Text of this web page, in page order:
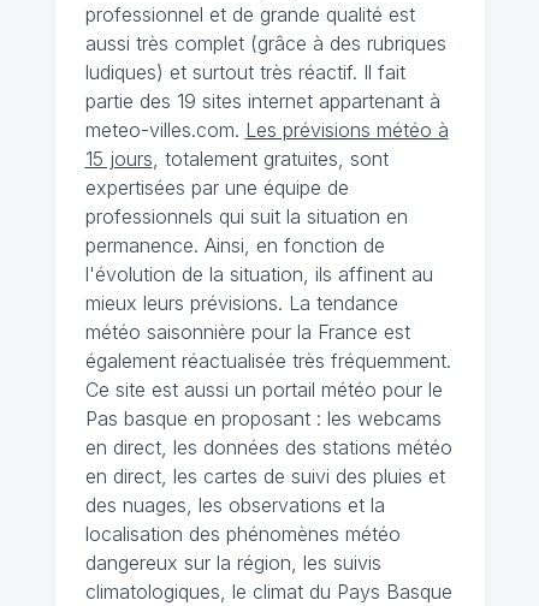
professionnel et de grande qualité est
aussi très complet (grâce à des rubriques
ludiques) et surtout très réactif. Il fait
partie des 19 sites internet appartenant à
meteo-villes.com. Les prévisions météo à
15 jours , totalement gratuites, sont
expertisées par une équipe de
professionnels qui suit la situation en
permanence. Ainsi, en fonction de
l'évolution de la situation, ils affinent au
mieux leurs prévisions. La tendance
météo saisonnière pour la France est
également réactualisée très fréquemment.
Ce site est aussi un portail météo pour le
Pas basque en proposant : les webcams
en direct, les données des stations météo
en direct, les cartes de suivi des pluies et
des nuages, les observations et la
localisation des phénomènes météo
dangereux sur la région, les suivis
climatologiques, le climat du Pays Basque